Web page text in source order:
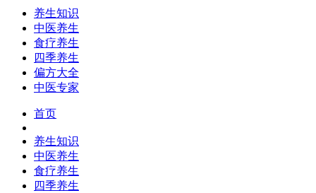
养生知识
中医养生
食疗养生
四季养生
偏方大全
中医专家
首页
养生知识
中医养生
食疗养生
四季养生